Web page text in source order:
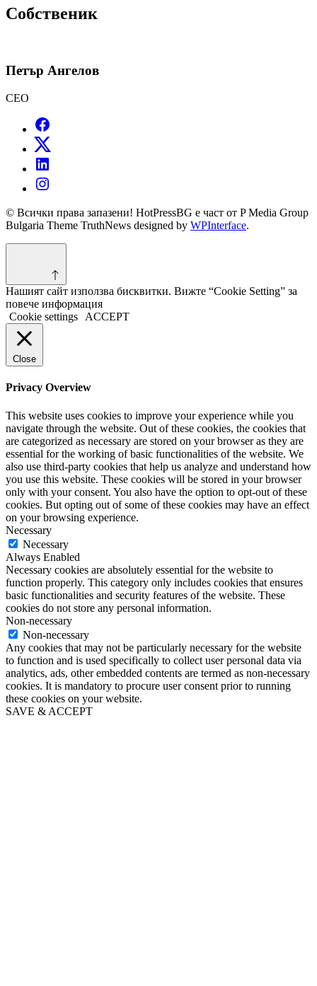
Собственик
Петър Ангелов
CEO
© Всички права запазени! HotPressBG е част от P Media Group
Bulgaria Theme TruthNews designed by WPInterface.
Нашият сайт използва бисквитки. Вижте “Cookie Setting” за
повече информация
Cookie settings
ACCEPT
Close
Privacy Overview
This website uses cookies to improve your experience while you
navigate through the website. Out of these cookies, the cookies that
are categorized as necessary are stored on your browser as they are
essential for the working of basic functionalities of the website. We
also use third-party cookies that help us analyze and understand how
you use this website. These cookies will be stored in your browser
only with your consent. You also have the option to opt-out of these
cookies. But opting out of some of these cookies may have an effect
on your browsing experience.
Necessary
Necessary
Always Enabled
Necessary cookies are absolutely essential for the website to
function properly. This category only includes cookies that ensures
basic functionalities and security features of the website. These
cookies do not store any personal information.
Non-necessary
Non-necessary
Any cookies that may not be particularly necessary for the website
to function and is used specifically to collect user personal data via
analytics, ads, other embedded contents are termed as non-necessary
cookies. It is mandatory to procure user consent prior to running
these cookies on your website.
SAVE & ACCEPT